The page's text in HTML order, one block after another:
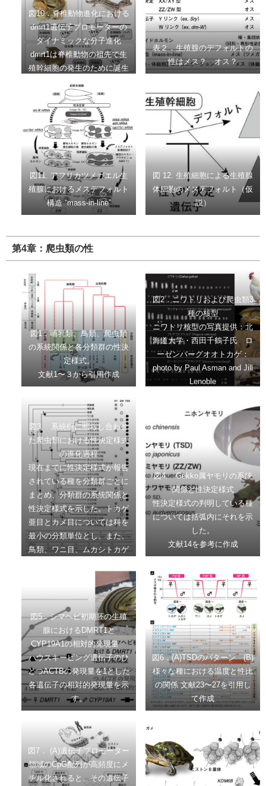
によって、アンチ雄決定型の
性決定遺伝子dm-Wが誕生し
た。
図10．脊椎動物進化における
dmrt1遺伝子プロモーターの
ダイナミックな分子進化
dmrt1は脊椎動物の祖先で生
殖幹細胞の発生のために誕生
2のプロモーターとして機能
し、体細胞のオス化機能を獲
得したと予想される。 ヒョウ
モントカゲモドキ：photo by
Matt Reinbold
表２．生殖腺のデフォルトの
性はメス？ オス？
図11. アフリカツメガエル生
殖腺におけるメスデフォルト
構造 “mass-in-line”
図 12. 生殖細胞による生殖腺
体細胞のメスデフォルト（仮
説）
第4章：爬虫類の性
図1．哺乳類、鳥類、爬虫類
の系統関係と各分類群の性決
定様式。
文献1〜３から引用作成
図2．ニワトリおよび爬虫類3
種の核型
ニワトリ核型の写真提供：北
海道大学・西田千鶴子氏 ロ
ーゼンバーグオオトカゲ：
photo by Paul Asman and Jill
Lenoble
図3. 系統樹に照らし合わせ
た爬虫類における性決定様式
の進化過程
現在までに性決定様式が報告
されている種を分類群ごとに
まとめ、分類群の系統関係と
性決定様式を示した。トカゲ
亜目とカメ目については科を
最小の分類単位とし、また、
鳥類、ワニ目、ムカシトカゲ
亜目はそれぞれをひとつの分
類単位とした。それぞれの分
類群の中に一種でもXY型の
性染色体、ZW型の性染色
体、TSDのいずれかを持つ種
が報告されていれば、その分
類群の右側にその性決定様式
をマークした。
系統樹は文献1〜3にもとづい
て作成した。性決定様式のデ
ータは9〜12を参照した。
下表は文献10、13を参照して
各分岐点における性決定様式
を示した。
図4. Gekko属ヤモリの系統
関係と性決定様式
性決定様式の判明している種
については括弧内にそれを示
した。
文献14を参考に作成
図5．シマヘビ初期胚の生殖
腺におけるDMRT1と
CYP19A1の相対的発現量
ハウスキーピング遺伝子のひ
とつACTBの発現量を1とした
各遺伝子の相対的発現量を示
す。
図6．(A)TSDのパターン (B)
様々な種における温度と性比
の関係 文献23〜27を引用し
て作成
図7． (A)遺伝子プロモーター
領域のCpG配列が高頻度にメ
チル化されると、その遺伝子